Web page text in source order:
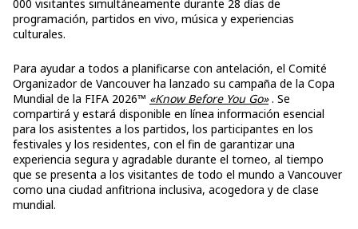
000 visitantes simultáneamente durante 28 días de
programación, partidos en vivo, música y experiencias
culturales.
Para ayudar a todos a planificarse con antelación, el Comité
Organizador de Vancouver ha lanzado su campaña de la Copa
Mundial de la FIFA 2026™ «Know Before You Go». Se
compartirá y estará disponible en línea información esencial
para los asistentes a los partidos, los participantes en los
festivales y los residentes, con el fin de garantizar una
experiencia segura y agradable durante el torneo, al tiempo
que se presenta a los visitantes de todo el mundo a Vancouver
como una ciudad anfitriona inclusiva, acogedora y de clase
mundial.